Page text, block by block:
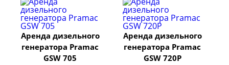
Аренда дизельного
генератора Pramac
GSW 705
Аренда дизельного
генератора Pramac
GSW 720P